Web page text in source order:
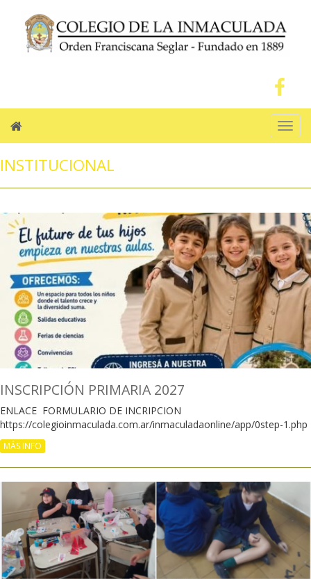
Menú
INSTITUCIONAL
INSCRIPCIÓN PRIMARIA 2027
ENLACE FORMULARIO DE INCRIPCION
https://colegioinmaculada.com.ar/inmaculadaonline/app/0step-1.php
MÁS INFO